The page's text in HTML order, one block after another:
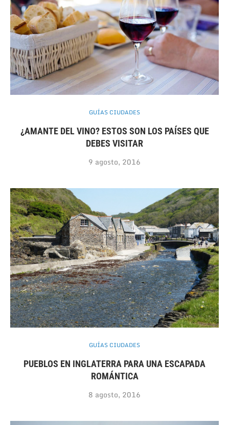
GUÍAS CIUDADES
¿AMANTE DEL VINO? ESTOS SON LOS PAÍSES QUE
DEBES VISITAR
9 agosto, 2016
GUÍAS CIUDADES
PUEBLOS EN INGLATERRA PARA UNA ESCAPADA
ROMÁNTICA
8 agosto, 2016